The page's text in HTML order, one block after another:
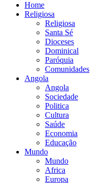
Home
Religiosa
Religiosa
Santa Sé
Dioceses
Dominical
Paróquia
Comunidades
Angola
Angola
Sociedade
Politica
Cultura
Saúde
Economia
Educação
Mundo
Mundo
Africa
Europa